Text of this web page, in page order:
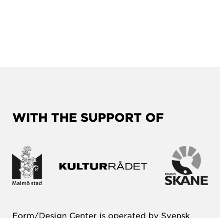
WITH THE SUPPORT OF
Form/Design Center is operated by Svensk